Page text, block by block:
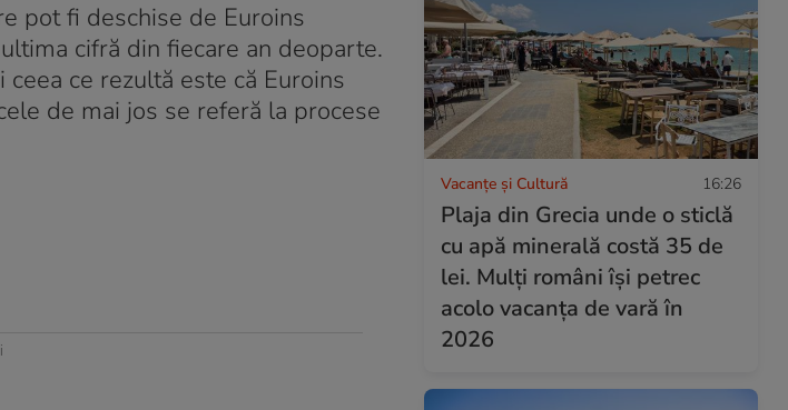
pot fi deschise de Euroins
cifră din fiecare an deoparte.
ce rezultă este că Euroins
de mai jos se referă la procese
Vacanțe și Cultură 16:26
Plaja din Grecia unde o sticlă
cu apă minerală costă 35 de
lei. Mulți români își petrec
acolo vacanța de vară în
2026